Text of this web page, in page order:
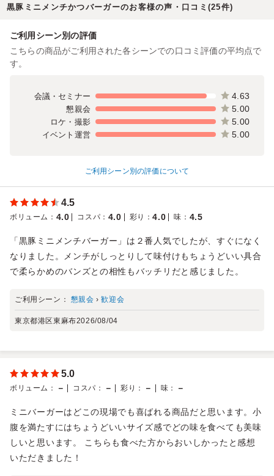
黒豚ミニメンチかつバーガーのお客様の声・口コミ(25件)
ご利用シーン別の評価
こちらの商品がご利用された各シーンでの口コミ評価の平均点で
す。
会議・セミナー 4.63
懇親会 5.00
ロケ・撮影 5.00
イベント運営 5.00
ご利用シーン別の評価について
4.5
ボリューム ： 4.0 コスパ ： 4.0 彩り ：4.0 味 ： 4.5
「黒豚ミニメンチバーガー」は２番人気でしたが、すぐになく
なりました。メンチがしっとりして味付けもちょうどいい具合
で柔らかめのバンズとの相性もバッチリだと感じました。
ご利用シーン： 懇親会 ›歓迎会
東京都港区東麻布2026/08/04
5.0
ボリューム ： － コスパ ： － 彩り ： － 味 ： －
ミニバーガーはどこの現場でも喜ばれる商品だと思います。小
腹を満たすにはちょうどいいサイズ感でどの味を食べても美味
しいと思います。 こちらも食べた方からおいしかったと感想
いただきました！